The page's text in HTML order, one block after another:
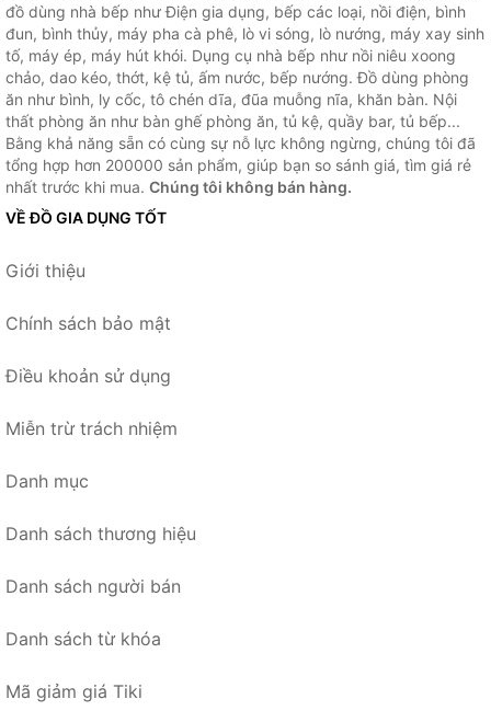
đồ dùng nhà bếp như Điện gia dụng, bếp các loại, nồi điện, bình
đun, bình thủy, máy pha cà phê, lò vi sóng, lò nướng, máy xay sinh
tố, máy ép, máy hút khói. Dụng cụ nhà bếp như nồi niêu xoong
chảo, dao kéo, thớt, kệ tủ, ấm nước, bếp nướng. Đồ dùng phòng
ăn như bình, ly cốc, tô chén dĩa, đũa muỗng nĩa, khăn bàn. Nội
thất phòng ăn như bàn ghế phòng ăn, tủ kệ, quầy bar, tủ bếp...
Bằng khả năng sẵn có cùng sự nỗ lực không ngừng, chúng tôi đã
tổng hợp hơn 200000 sản phẩm, giúp bạn so sánh giá, tìm giá rẻ
nhất trước khi mua. Chúng tôi không bán hàng.
VỀ ĐỒ GIA DỤNG TỐT
Giới thiệu
Chính sách bảo mật
Điều khoản sử dụng
Miễn trừ trách nhiệm
Danh mục
Danh sách thương hiệu
Danh sách người bán
Danh sách từ khóa
Mã giảm giá Tiki